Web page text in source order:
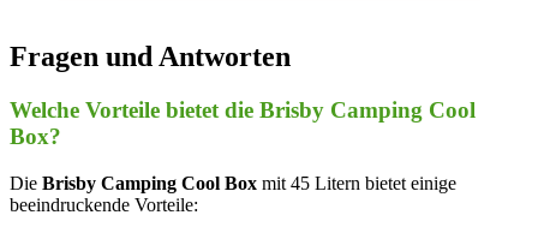
Fragen und Antworten
Welche Vorteile bietet die Brisby Camping Cool
Box?
Die Brisby Camping Cool Box mit 45 ‍Litern bietet ‌einige
beeindruckende ⁢Vorteile: